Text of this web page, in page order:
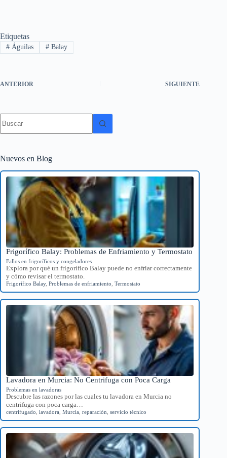
Etiquetas
#Águilas #Balay
ANTERIOR SIGUIENTE
resultados
Nuevos en Blog
Frigorífico Balay: Problemas de Enfriamiento y Termostato
Fallos en frigoríficos y congeladores
Explora por qué un frigorífico Balay puede no enfriar correctamente
y cómo revisar el termostato.
Frigorífico Balay, Problemas de enfriamiento Termostato
Lavadora en Murcia: No Centrifuga con Poca Carga
Problemas en lavadoras
Descubre las razones por las cuales tu lavadora en Murcia no
centrifuga con poca carga…
centrifugado lavadora Murcia reparación servicio técnico